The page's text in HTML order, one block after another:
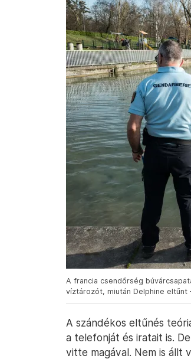
A francia csendőrség
víztározót, miután Delphine eltűnt
A szándékos eltűnés
a telefonját és iratait is.
vitte magával. Nem is állt